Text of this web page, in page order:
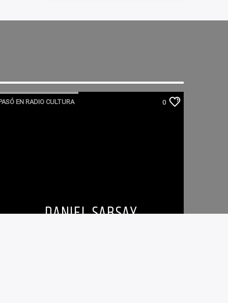
EN RADIO CULTURA 0
DANIEL SABSAY